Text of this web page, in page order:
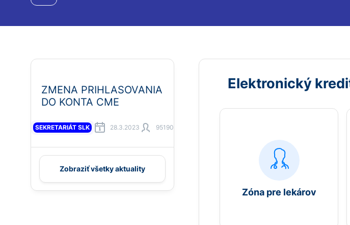
ZMENA PRIHLASOVANIA
DO KONTA CME
SEKRETARIÁT SLK 28.3.2023 95190
Zobraziť všetky aktuality
Elektronický
Zóna pre lekárov